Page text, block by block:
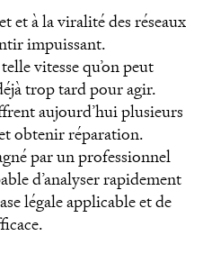
et à la viralité des réseaux
impuissant.
vitesse qu’on peut
trop tard pour agir.
aujourd’hui plusieurs
obtenir réparation.
par un professionnel
d’analyser rapidement
légale applicable et de